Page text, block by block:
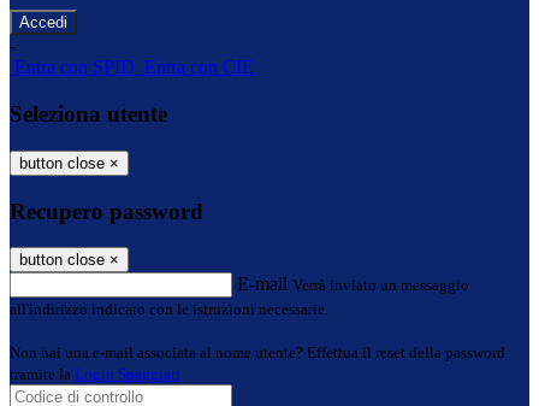
-
Entra con SPID Entra con CIE
Seleziona utente
button close ×
Recupero password
button close ×
E-mail Verrà inviato un messaggio
all'indirizzo indicato con le istruzioni necessarie.
Non hai una e-mail associata al nome utente? Effettua il reset della password
tramite la Login Spaggiari